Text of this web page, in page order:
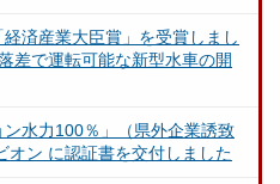
済産業大臣賞」を受賞しまし
差で運転可能な新型水車の開
ン水力100％」（県外企業誘致
オン に認証書を交付しました